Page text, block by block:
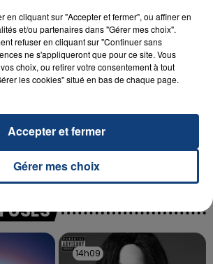
DEVANT SE FAIRE
CHEVILLE RESSORT DE LA...
plainte contre la clinique qui a
et présenté ses
14h09
14h09
en cliquant sur "Accepter et fermer", ou affiner en
et/ou partenaires dans "Gérer mes choix".
refuser en cliquant sur "Continuer sans
ne s'appliqueront que pour ce site. Vous
choix, ou retirer votre consentement à tout
les cookies" situé en bas de chaque page.
Gérer mes choix
Accepter et fermer